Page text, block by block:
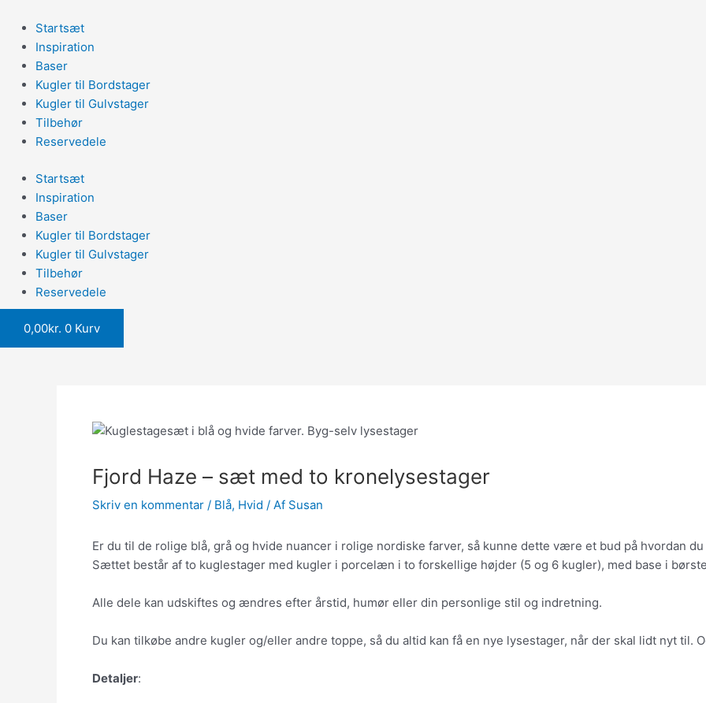
indholdet
Startsæt
Inspiration
Baser
Kugler til Bordstager
Kugler til Gulvstager
Tilbehør
Reservedele
Startsæt
Inspiration
Baser
Kugler til Bordstager
Kugler til Gulvstager
Tilbehør
Reservedele
0,00kr. 0 Kurv
Fjord Haze – sæt med to kronelysestager
Skriv en kommentar / Blå, Hvid / Af Susan
Er du til de rolige blå, grå og hvide nuancer i rolige nordiske farver, så kunne dette være et bud på hvordan
Sættet består af to kuglestager med kugler i porcelæn i to forskellige højder (5 og 6 kugler), med base i
Alle dele kan udskiftes og ændres efter årstid, humør eller din personlige stil og indretning.
Du kan tilkøbe andre kugler og/eller andre toppe, så du altid kan få en nye lysestager, når der skal lidt nyt til.
Detaljer:
navigation